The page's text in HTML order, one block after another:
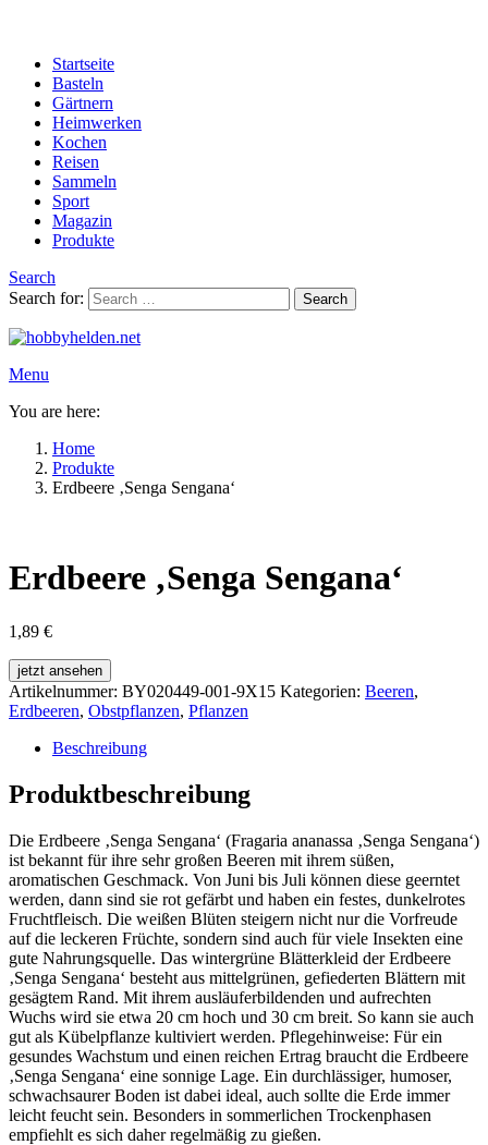
Startseite
Basteln
Gärtnern
Heimwerken
Kochen
Reisen
Sammeln
Sport
Magazin
Produkte
Search
Search for:
Search
Menu
You are here:
Home
Produkte
Erdbeere ‚Senga Sengana‘
Erdbeere ‚Senga Sengana‘
1,89 €
jetzt ansehen
Artikelnummer: BY020449-001-9X15 Kategorien: Beeren,
Erdbeeren, Obstpflanzen, Pflanzen
Beschreibung
Produktbeschreibung
Die Erdbeere ‚Senga Sengana‘ (Fragaria ananassa ‚Senga Sengana‘)
ist bekannt für ihre sehr großen Beeren mit ihrem süßen,
aromatischen Geschmack. Von Juni bis Juli können diese geerntet
werden, dann sind sie rot gefärbt und haben ein festes, dunkelrotes
Fruchtfleisch. Die weißen Blüten steigern nicht nur die Vorfreude
auf die leckeren Früchte, sondern sind auch für viele Insekten eine
gute Nahrungsquelle. Das wintergrüne Blätterkleid der Erdbeere
‚Senga Sengana‘ besteht aus mittelgrünen, gefiederten Blättern mit
gesägtem Rand. Mit ihrem ausläuferbildenden und aufrechten
Wuchs wird sie etwa 20 cm hoch und 30 cm breit. So kann sie auch
gut als Kübelpflanze kultiviert werden. Pflegehinweise: Für ein
gesundes Wachstum und einen reichen Ertrag braucht die Erdbeere
‚Senga Sengana‘ eine sonnige Lage. Ein durchlässiger, humoser,
schwachsaurer Boden ist dabei ideal, auch sollte die Erde immer
leicht feucht sein. Besonders in sommerlichen Trockenphasen
empfiehlt es sich daher regelmäßig zu gießen.